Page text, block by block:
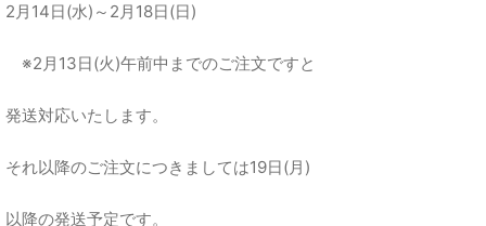
2月14日(水)～2月18日(日)
※2月13日(火)午前中までのご注文ですと
発送対応いたします。
それ以降のご注文につきましては19日(月)
以降の発送予定です。